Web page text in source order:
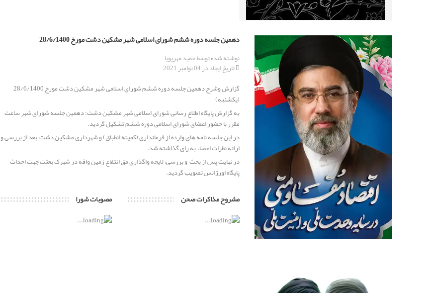
رئیسه شورای اسلامی
مشکین دشت از میان
برگزیدگان اولیه ششمین
دوره انتخابات شورای اسلامی
پیام تسلیت رئیس و اعضای
به مناسبت خبر ارتحال عالم
والمسلمین حاج حسن قدوسی
محترم شورای اسلامی مشکین
دشت به مناسبت فرارسیدن
سال تحصیلی جدید
پیام تبریک رئیس و اعضای
شورای اسلامی مشکین دشت
به مناسبت سالروز ورود
آزادگان به میهن اسلامی
مدیران برجسته استان البرز
به عنوان شهردار مشکین
دهمین جلسه دوره ششم شورای اسلامی شهر مشکین دشت مورخ 28/6/1400
نوشته شده توسطحمید مهرپویا
تاریخ ایجاد در 04 نوامبر 2021
گزارش وشرح دهمین جلسه دوره ششم شورای اسلامی شهر مشکین دشت مورخ 28/6/1400
(یکشنبه)
به گزارش پایگاه اطلاع رسانی شورای اسلامی شهر مشکین دشت: دهمین جلسه شورای شهر ساعت
مقرر با حضور اعضای شورای اسلامی دوره ششم تشکیل گردید.
در این جلسه نامه های وارده از فرمانداری (کمیته انطباق) و شهرداری مشکین دشت بعد از بررسی و
ارائه نظرات اعضاء به رای گذاشته شد.
در نهایت پس از بحث و بررسی، لایحه واگذاری مق انتفاع زمین واقه در شهرک بعثت جهت احداث
پایگاه اورژانس تصویب گردید.
مشروح مذاکرات صحن مصوبات شورا